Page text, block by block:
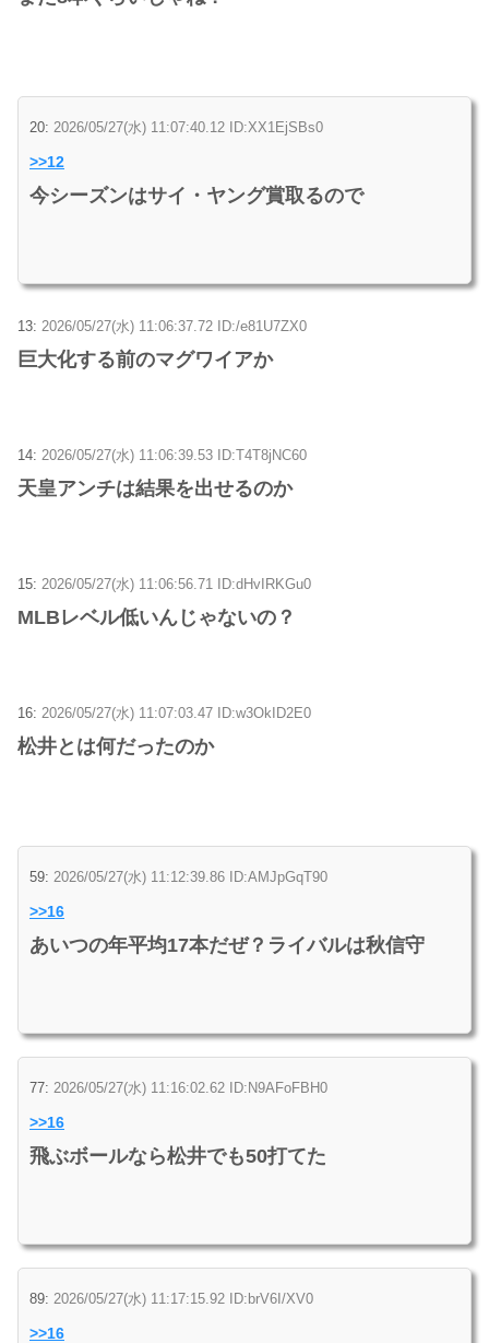
20: 2026/05/27(水) 11:07:40.12 ID:XX1EjSBs0
>>12
今シーズンはサイ・ヤング賞取るので
13: 2026/05/27(水) 11:06:37.72 ID:/e81U7ZX0
巨大化する前のマグワイアか
14: 2026/05/27(水) 11:06:39.53 ID:T4T8jNC60
天皇アンチは結果を出せるのか
15: 2026/05/27(水) 11:06:56.71 ID:dHvIRKGu0
MLBレベル低いんじゃないの？
16: 2026/05/27(水) 11:07:03.47 ID:w3OkID2E0
松井とは何だったのか
59: 2026/05/27(水) 11:12:39.86 ID:AMJpGqT90
>>16
あいつの年平均17本だぜ？ライバルは秋信守
77: 2026/05/27(水) 11:16:02.62 ID:N9AFoFBH0
>>16
飛ぶボールなら松井でも50打てた
89: 2026/05/27(水) 11:17:15.92 ID:brV6I/XV0
>>16